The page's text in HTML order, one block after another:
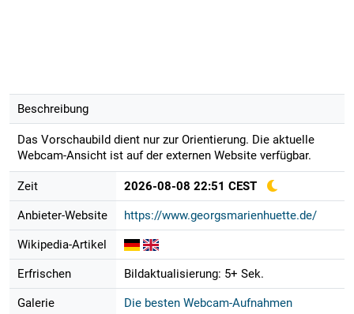
Beschreibung
Das Vorschaubild dient nur zur Orientierung. Die aktuelle
Webcam-Ansicht ist auf der externen Website verfügbar.
Zeit 2026-08-08 22:51 CEST
Anbieter-Website https://www.georgsmarienhuette.de/
Wikipedia-Artikel
Erfrischen Bildaktualisierung: 5+ Sek.
Galerie Die besten Webcam-Aufnahmen